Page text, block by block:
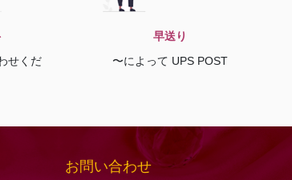
せくだ
早送り
〜によって UPS POST
お問い合わせ